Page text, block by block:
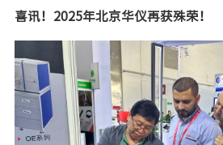
喜讯！2025年北京华仪再获殊荣！